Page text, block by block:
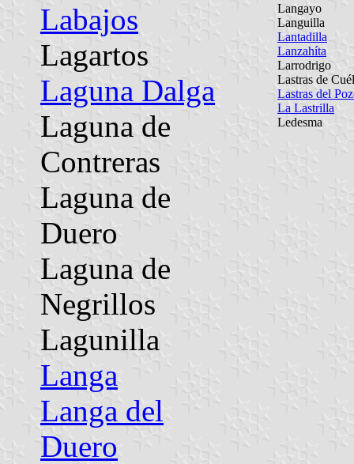
Labajos
Lagartos
Laguna Dalga
Laguna de
Contreras
Laguna de
Duero
Laguna de
Negrillos
Lagunilla
Langa
Langa del
Duero
Langayo
Languilla
Lantadilla
Lanzahíta
Larrodrigo
Lastras de
Lastras del
La Lastrilla
Ledesma